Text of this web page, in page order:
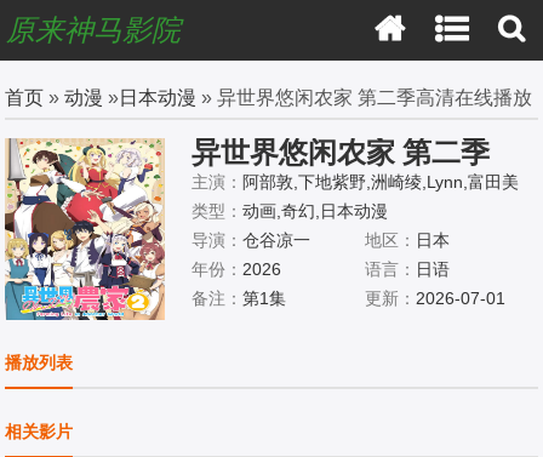
原来神马影院
首页 »动漫 »日本动漫 » 异世界悠闲农家 第二季高清在线播放
异世界悠闲农家 第二季
主演： 阿部敦,下地紫野,洲崎绫,Lynn,富田美
忧,藤井雪代,齐藤真知子,日冈夏美,速水奖,市
道真央,木内秀信,阿部菜摘子,柊优花,岛野花,
吉冈茉祐,相坂优歌,石谷春贵,稻田彻,浦田涉,
笹沼晃,上田燿司,高桥伸也,高桥良辅,日笠阳
田直树,杉山里穗,小野大辅,依田菜津,和多田美
类型：动画,奇幻,日本动漫
导演：仓谷凉一 地区： 日本
年份： 2026 语言： 日语
备注：第1集 更新： 2026-07-01
播放列表
相关影片